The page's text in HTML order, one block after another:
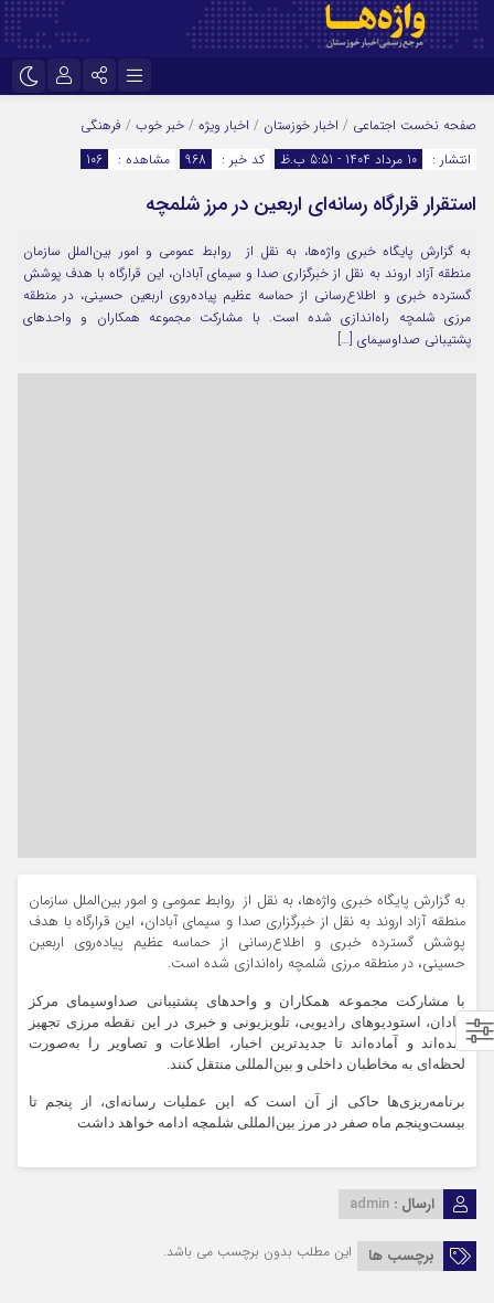
اینستاگرام
تلگرام
سروش
ایتا
آپارات
اپلیکیشن رمز عبور
مرا به خاطر بسپار
صفحه نخست اجتماعی / اخبار خوزستان / اخبار ویژه / خبر خوب / فرهنگی
انتشار :
10 مرداد 1404 - 5:51 ب.ظ کد خبر : 968 مشاهده : 106
استقرار قرارگاه رسانه‌ای اربعین در مرز شلمچه
به گزارش پایگاه خبری واژه‌ها، به نقل از روابط عمومی و امور بین‌الملل سازمان
منطقه آزاد اروند به نقل از خبرگزاری صدا و سیمای آبادان، این قرارگاه با هدف پوشش
گسترده خبری و اطلاع‌رسانی از حماسه عظیم پیاده‌روی اربعین حسینی، در منطقه
مرزی شلمچه راه‌اندازی شده است. با مشارکت مجموعه همکاران و واحدهای
پشتیبانی صداوسیمای […]
به گزارش پایگاه خبری واژه‌ها، به نقل از روابط عمومی و امور بین‌الملل سازمان
منطقه آزاد اروند به نقل از خبرگزاری صدا و سیمای آبادان، این قرارگاه با هدف
پوشش گسترده خبری و اطلاع‌رسانی از حماسه عظیم پیاده‌روی اربعین
حسینی، در منطقه مرزی شلمچه راه‌اندازی شده است.
با مشارکت مجموعه همکاران و واحدهای پشتیبانی صداوسیمای مرکز
آبادان، استودیوهای رادیویی، تلویزیونی و خبری در این نقطه مرزی تجهیز
شده‌اند و آماده‌اند تا جدیدترین اخبار، اطلاعات و تصاویر را به‌صورت
لحظه‌ای به مخاطبان داخلی و بین‌المللی منتقل کنند.
برنامه‌ریزی‌ها حاکی از آن است که این عملیات رسانه‌ای، از پنجم تا
بیست‌وپنجم ماه صفر در مرز بین‌المللی شلمچه ادامه خواهد داشت
ارسال : admin
برچسب ها این مطلب بدون برچسب می باشد.